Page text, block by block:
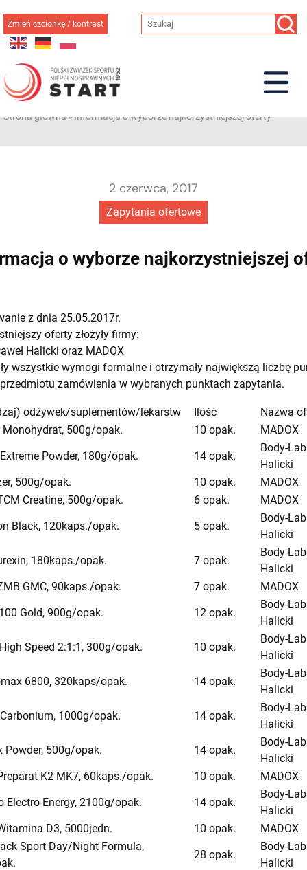
do
treści
Zmień czcionkę / kontrast
Strona główna»Informacja o wyborze najkorzystniejszej oferty
Zapytania ofertowe
2 czerwca, 2017
o wyborze najkorzystniejszej
z dnia 25.05.2017r.
oferty złożyły firmy:
Halicki oraz MADOX
wszystkie wymogi formalne i otrzymały największą liczbę
zamówienia w wybranych punktach zapytania.
odżywek/suplementów/lekarstw Ilość
Nazwa
500g/opak.
10 opak.
MADOX
Powder, 180g/opak.
14 opak.
Body-
Halicki
500g/opak.
10 opak.
MADOX
Creatine, 500g/opak.
6 opak.
MADOX
Black, 120kaps./opak.
5 opak.
Body-
Halicki
180kaps./opak.
7 opak.
Body-
Halicki
GMC, 90kaps./opak.
7 opak.
MADOX
Gold, 900g/opak.
12 opak.
Body-
Halicki
Speed 2:1:1, 300g/opak.
10 opak.
Body-
Halicki
6800, 320kaps/opak.
14 opak.
Body-
Halicki
1000g/opak.
14 opak.
Body-
Halicki
Powder, 500g/opak.
14 opak.
Body-
Halicki
K2 MK7, 60kaps./opak.
10 opak.
MADOX
Electro-Energy, 2100g/opak.
14 opak.
Body-
Halicki
D3, 5000jedn.
10 opak.
MADOX
Sport Day/Night Formula,
28 opak.
Body-
Halicki